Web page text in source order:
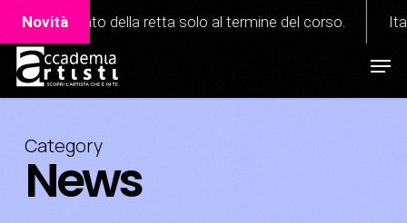
Skip
main
content
Novità
solo al termine del corso. Italian Academy of
Category
News
Close